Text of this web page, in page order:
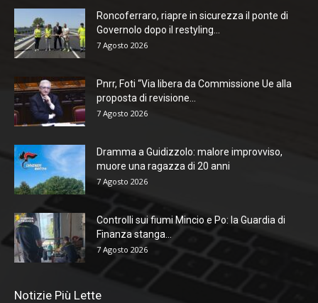
Roncoferraro, riapre in sicurezza il ponte di
Governolo dopo il restyling...
7 Agosto 2026
Pnrr, Foti “Via libera da Commissione Ue alla
proposta di revisione...
7 Agosto 2026
Dramma a Guidizzolo: malore improvviso,
muore una ragazza di 20 anni
7 Agosto 2026
Controlli sui fiumi Mincio e Po: la Guardia di
Finanza stanga...
7 Agosto 2026
Notizie Più Lette